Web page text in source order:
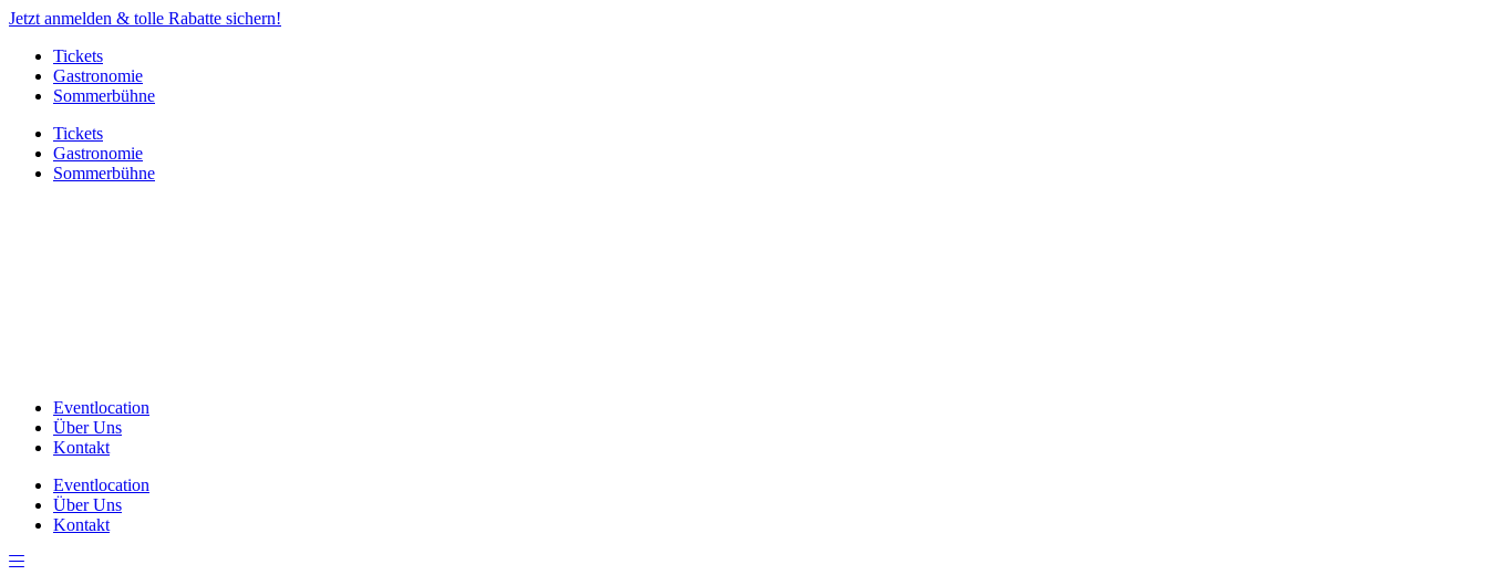
Jetzt anmelden & tolle Rabatte sichern!
Tickets
Gastronomie
Sommerbühne
Tickets
Gastronomie
Sommerbühne
Eventlocation
Über Uns
Kontakt
Eventlocation
Über Uns
Kontakt